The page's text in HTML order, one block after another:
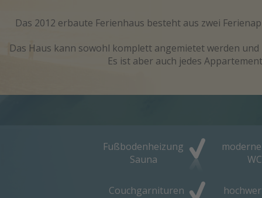
Das 2012 erbaute Ferienhaus besteht aus zwei
Das Haus kann sowohl komplett angemietet werden
Es ist aber auch jedes
Couchgarnituren
Fußbodenheizung
Sauna